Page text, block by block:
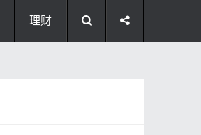
理财